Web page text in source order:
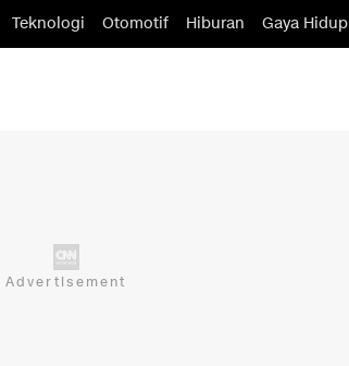
Teknologi Otomotif Hiburan Gaya Hidup